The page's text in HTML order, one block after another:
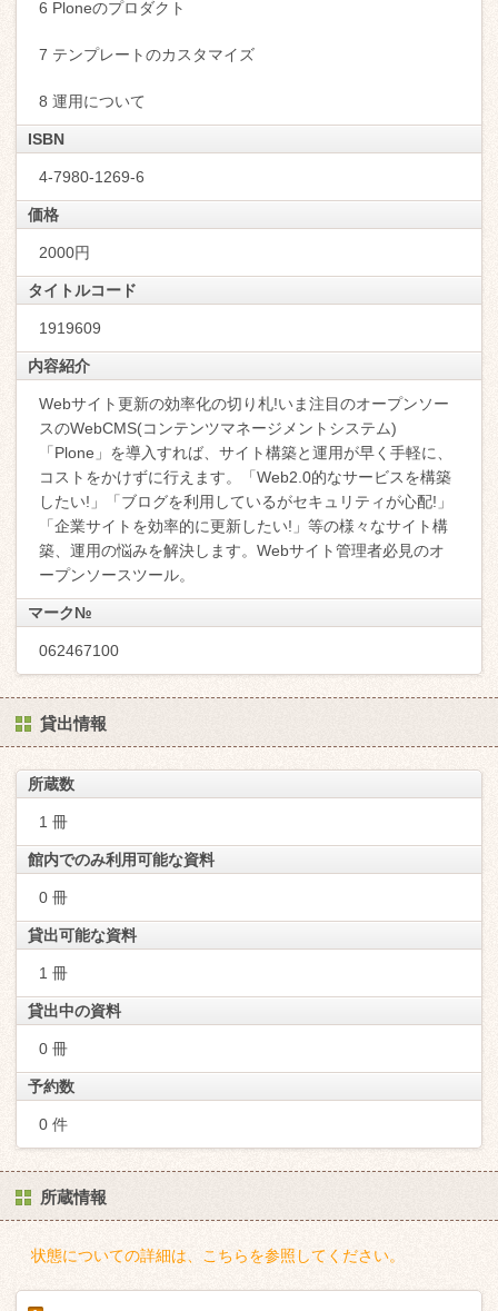
6 Ploneのプロダクト
7 テンプレートのカスタマイズ
8 運用について
ISBN
4-7980-1269-6
価格
2000円
タイトルコード
1919609
内容紹介
Webサイト更新の効率化の切り札!いま注目のオープンソー
スのWebCMS(コンテンツマネージメントシステム)
「Plone」を導入すれば、サイト構築と運用が早く手軽に、
コストをかけずに行えます。「Web2.0的なサービスを構築
したい!」「ブログを利用しているがセキュリティが心配!」
「企業サイトを効率的に更新したい!」等の様々なサイト構
築、運用の悩みを解決します。Webサイト管理者必見のオ
ープンソースツール。
マーク№
062467100
貸出情報
所蔵数
1 冊
館内でのみ利用可能な資料
0 冊
貸出可能な資料
1 冊
貸出中の資料
0 冊
予約数
0 件
所蔵情報
状態についての詳細は、こちらを参照してください。